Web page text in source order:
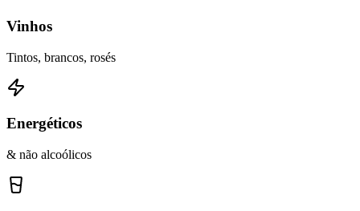
Vinhos
Tintos, brancos, rosés
Energéticos
& não alcoólicos